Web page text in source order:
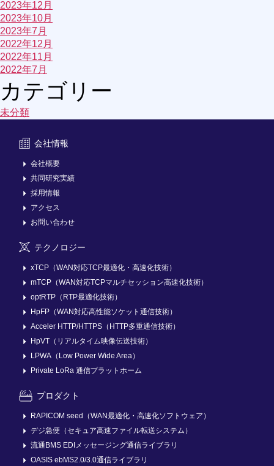
2023年12月
2023年10月
2023年7月
2022年12月
2022年11月
2022年7月
カテゴリー
未分類
会社情報
会社概要
共同研究実績
採用情報
アクセス
お問い合わせ
テクノロジー
xTCP（WAN対応TCP最適化・高速化技術）
mTCP（WAN対応TCPマルチセッション高速化技術）
optRTP（RTP最適化技術）
HpFP（WAN対応高性能ソケット通信技術）
Acceler HTTP/HTTPS（HTTP多重通信技術）
HpVT（リアルタイム映像伝送技術）
LPWA（Low Power Wide Area）
Private LoRa 通信プラットホーム
プロダクト
RAPICOM seed（WAN最適化・高速化ソフトウェア）
デジ急便（セキュア高速ファイル転送システム）
流通BMS EDIメッセージング通信ライブラリ
OASIS ebMS2.0/3.0通信ライブラリ